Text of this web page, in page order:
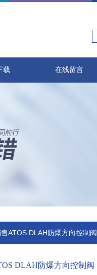
载 在线留言
ATOS DLAH防爆方向控制阀
DLAH防爆方向控制阀